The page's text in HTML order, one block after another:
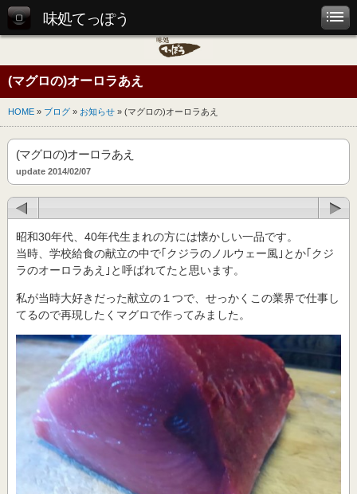
味処てっぽう
(マグロの)オーロラあえ
HOME » ブログ » お知らせ » (マグロの)オーロラあえ
(マグロの)オーロラあえ
update 2014/02/07
昭和30年代、40年代生まれの方には懐かしい一品です。
当時、学校給食の献立の中で｢クジラのノルウェー風｣とか｢クジ
ラのオーロラあえ｣と呼ばれてたと思います。
私が当時大好きだった献立の１つで、せっかくこの業界で仕事し
てるので再現したくマグロで作ってみました。